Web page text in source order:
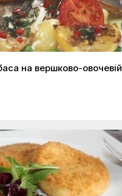
на вершково-овочевій